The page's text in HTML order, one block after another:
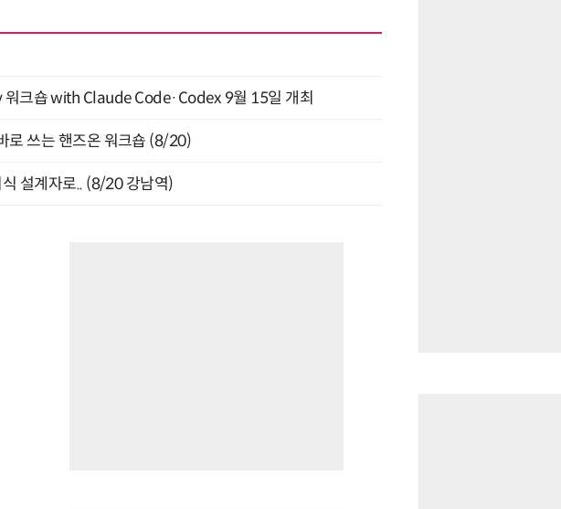
크숍 with Claude Code·Codex 9월 15일 개최
로 쓰는 핸즈온 워크숍 (8/20)
설계자로.. (8/20 강남역)